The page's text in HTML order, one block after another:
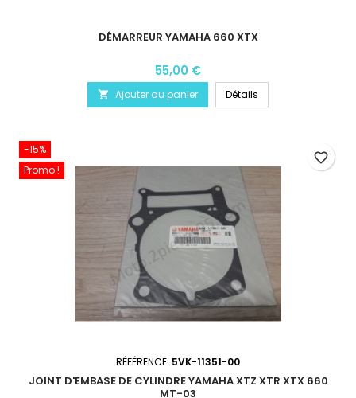
DÉMARREUR YAMAHA 660 XTX
55,00 €
 Ajouter au panier Détails
-15%
Promo !
RÉFÉRENCE: 5VK-11351-00
JOINT D'EMBASE DE CYLINDRE YAMAHA XTZ XTR XTX 660
MT-03
favorite_border